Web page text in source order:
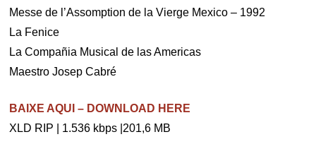
Messe de l’Assomption de la Vierge Mexico – 1992
La Fenice
La Compañia Musical de las Americas
Maestro Josep Cabré
BAIXE AQUI – DOWNLOAD HERE
XLD RIP | 1.536 kbps |201,6 MB